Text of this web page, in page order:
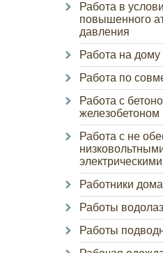
Работа в
повышенного
давления
Работа на дому
Работа по
Работа с
железобетоном
Работа с не
Работники
Работы
Работы